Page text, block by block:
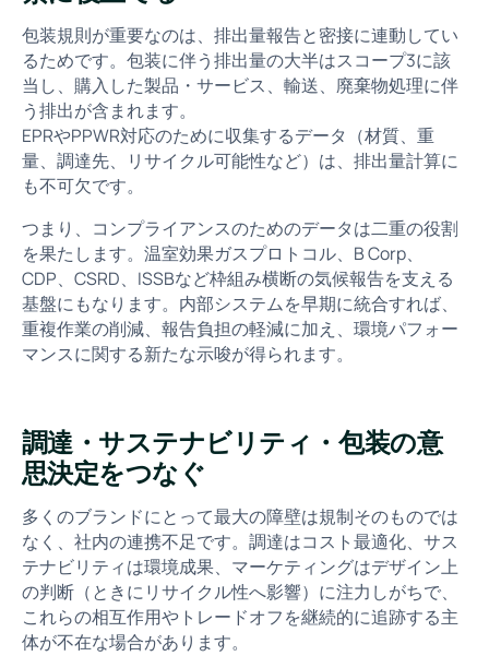
包装規則が重要なのは、排出量報告と密接に連動してい
るためです。包装に伴う排出量の大半はスコープ3に該
当し、購入した製品・サービス、輸送、廃棄物処理に伴
う排出が含まれます。
EPRやPPWR対応のために収集するデータ（材質、重
量、調達先、リサイクル可能性など）は、排出量計算に
も不可欠です。
つまり、コンプライアンスのためのデータは二重の役割
を果たします。温室効果ガスプロトコル、B Corp、
CDP、CSRD、ISSBなど枠組み横断の気候報告を支える
基盤にもなります。内部システムを早期に統合すれば、
重複作業の削減、報告負担の軽減に加え、環境パフォー
マンスに関する新たな示唆が得られます。
調達・サステナビリティ・包装の意
思決定をつなぐ
多くのブランドにとって最大の障壁は規制そのものでは
なく、社内の連携不足です。調達はコスト最適化、サス
テナビリティは環境成果、マーケティングはデザイン上
の判断（ときにリサイクル性へ影響）に注力しがちで、
これらの相互作用やトレードオフを継続的に追跡する主
体が不在な場合があります。